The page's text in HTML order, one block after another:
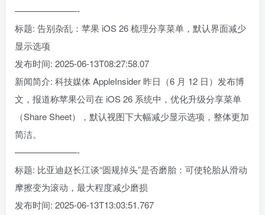
———————-
标题: 告别杂乱：苹果 iOS 26 梳理分享菜单，默认界面减少
显示选项
发布时间: 2025-06-13T08:27:58.07
新闻简介: 科技媒体 AppleInsider 昨日（6 月 12 日）发布博
文，报道称苹果公司在 iOS 26 系统中，优化升级分享菜单
（Share Sheet），默认视图下大幅减少显示选项，整体更加
简洁。
———————-
标题: 比亚迪赵长江谈“圆规掉头”是否磨胎：可使轮胎从滑动
摩擦变为滚动，最大程度减少磨损
发布时间: 2025-06-13T13:03:51.767